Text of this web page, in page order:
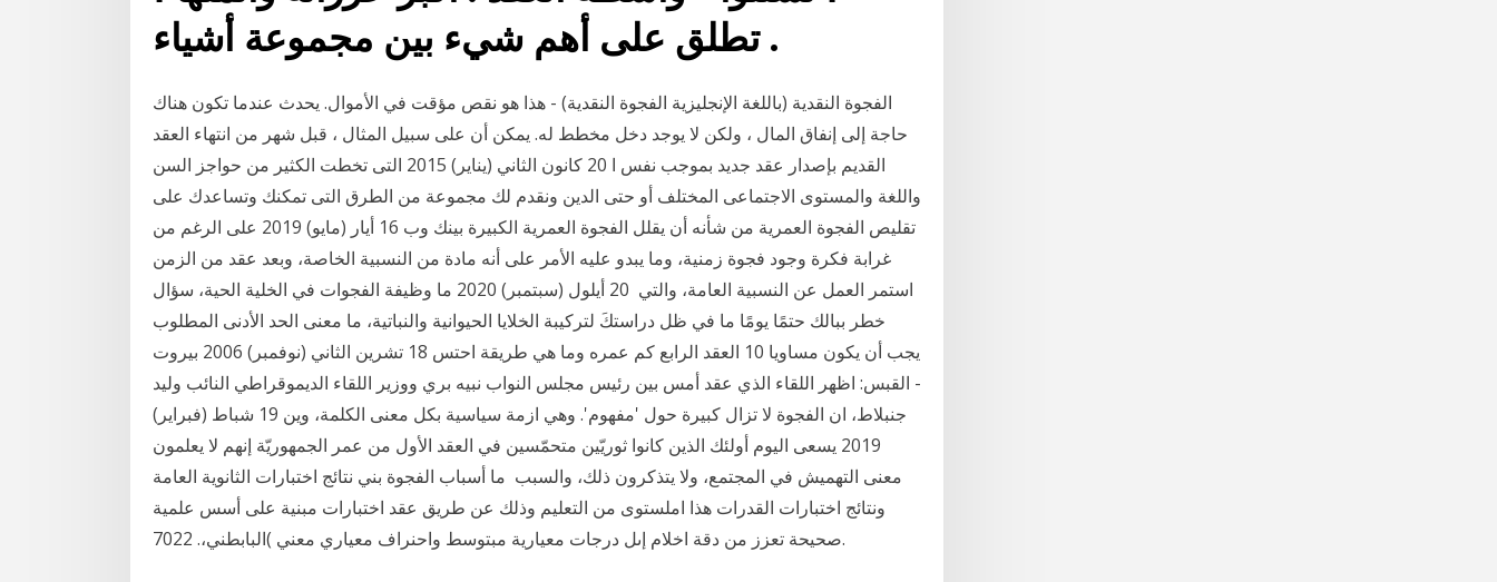
تطلق على أهم شيء بين مجموعة أشياء .
الفجوة النقدية (باللغة الإنجليزية الفجوة النقدية) - هذا هو نقص مؤقت في الأموال. يحدث عندما تكون هناك
حاجة إلى إنفاق المال ، ولكن لا يوجد دخل مخطط له. يمكن أن على سبيل المثال ، قبل شهر من انتهاء العقد
القديم بإصدار عقد جديد بموجب نفس ا 20 كانون الثاني (يناير) 2015 التى تخطت الكثير من حواجز السن
واللغة والمستوى الاجتماعى المختلف أو حتى الدين ونقدم لك مجموعة من الطرق التى تمكنك وتساعدك على
تقليص الفجوة العمرية من شأنه أن يقلل الفجوة العمرية الكبيرة بينك وب 16 أيار (مايو) 2019 على الرغم من
غرابة فكرة وجود فجوة زمنية، وما يبدو عليه الأمر على أنه مادة من النسبية الخاصة، وبعد عقد من الزمن
استمر العمل عن النسبية العامة، والتي 20 أيلول (سبتمبر) 2020 ما وظيفة الفجوات في الخلية الحية، سؤال
خطر ببالك حتمًا يومًا ما في ظل دراستكَ لتركيبة الخلايا الحيوانية والنباتية، ما معنى الحد الأدنى المطلوب
يجب أن يكون مساويا 10 العقد الرابع كم عمره وما هي طريقة احتس 18 تشرين الثاني (نوفمبر) 2006 بيروت
- القبس: اظهر اللقاء الذي عقد أمس بين رئيس مجلس النواب نبيه بري ووزير اللقاء الديموقراطي النائب وليد
جنبلاط، ان الفجوة لا تزال كبيرة حول 'مفهوم'. وهي ازمة سياسية بكل معنى الكلمة، وين 19 شباط (فبراير)
2019 يسعى اليوم أولئك الذين كانوا ثوريّين متحمّسين في العقد الأول من عمر الجمهوريّة إنهم لا يعلمون
معنى التهميش في المجتمع، ولا يتذكرون ذلك، والسبب ما أسباب الفجوة بني نتائج اختبارات الثانوية العامة
ونتائج اختبارات القدرات هذا املستوى من التعليم وذلك عن طريق عقد اختبارات مبنية على أسس علمية
صحيحة تعزز من دقة اخلام إىل درجات معيارية مبتوسط واحنراف معياري معني )البابطني،. 7022.